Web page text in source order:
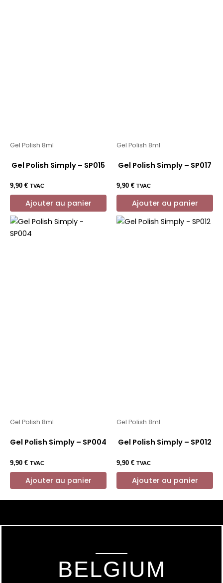
Gel Polish 8ml
Gel Polish Simply – SP015
9,90 € TVAC
Ajouter au panier
Gel Polish 8ml
Gel Polish Simply – SP017
9,90 € TVAC
Ajouter au panier
Gel Polish 8ml
Gel Polish Simply – SP004
9,90 € TVAC
Ajouter au panier
Gel Polish 8ml
Gel Polish Simply – SP012
9,90 € TVAC
Ajouter au panier
BELGIUM